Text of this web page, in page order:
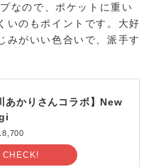
なので、ポケットに重い
いのもポイントです。大好
みがいい色合いで、派手す
あかりさんコラボ】New
CHECK!